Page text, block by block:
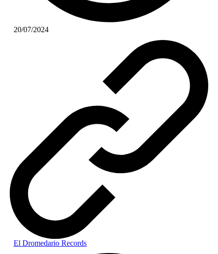
20/07/2024
El Dromedario Records